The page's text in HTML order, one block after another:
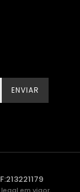
ENVIAR